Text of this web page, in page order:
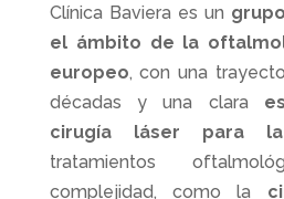
Clínica Baviera es un
el ámbito de la
europeo, con una
décadas y una clara
cirugía láser para
tratamientos
complejidad, como la